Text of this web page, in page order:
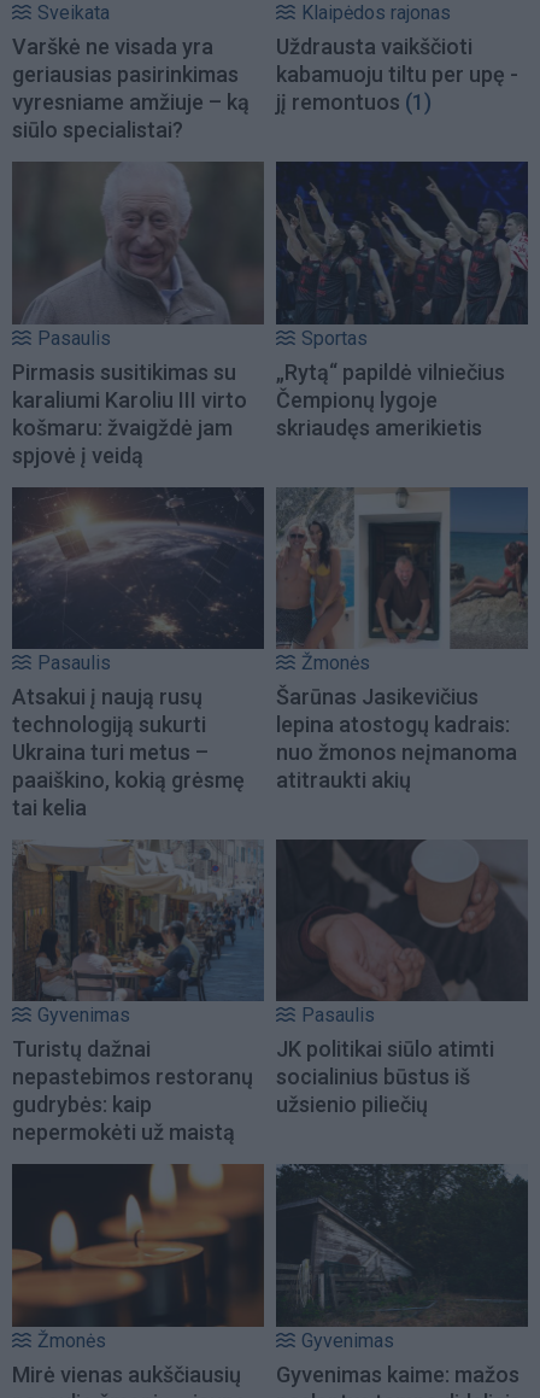
Sveikata
Varškė ne visada yra
geriausias pasirinkimas
vyresniame amžiuje – ką
siūlo specialistai?
Klaipėdos rajonas
Uždrausta vaikščioti
kabamuoju tiltu per upę -
jį remontuos (1)
Pasaulis
Pirmasis susitikimas su
karaliumi Karoliu III virto
košmaru: žvaigždė jam
spjovė į veidą
Sportas
„Rytą“ papildė vilniečius
Čempionų lygoje
skriaudęs amerikietis
Pasaulis
Atsakui į naują rusų
technologiją sukurti
Ukraina turi metus –
paaiškino, kokią grėsmę
tai kelia
Žmonės
Šarūnas Jasikevičius
lepina atostogų kadrais:
nuo žmonos neįmanoma
atitraukti akių
Gyvenimas
Turistų dažnai
nepastebimos restoranų
gudrybės: kaip
nepermokėti už maistą
Pasaulis
JK politikai siūlo atimti
socialinius būstus iš
užsienio piliečių
Žmonės
Mirė vienas aukščiausių
Gyvenimas
Gyvenimas kaime: mažos